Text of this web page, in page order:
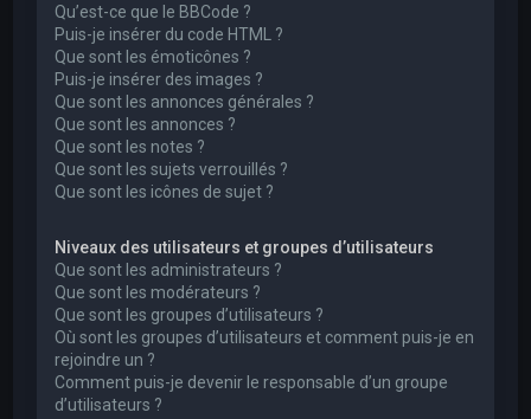
Qu’est-ce que le BBCode ?
Puis-je insérer du code HTML ?
Que sont les émoticônes ?
Puis-je insérer des images ?
Que sont les annonces générales ?
Que sont les annonces ?
Que sont les notes ?
Que sont les sujets verrouillés ?
Que sont les icônes de sujet ?
Niveaux des utilisateurs et groupes d’utilisateurs
Que sont les administrateurs ?
Que sont les modérateurs ?
Que sont les groupes d’utilisateurs ?
Où sont les groupes d’utilisateurs et comment puis-je en
rejoindre un ?
Comment puis-je devenir le responsable d’un groupe
d’utilisateurs ?